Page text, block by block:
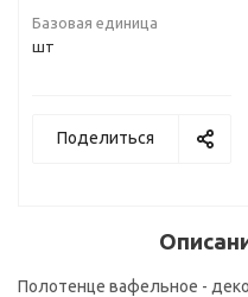
Базовая единица
шт
Поделиться
Полотенце вафельное -